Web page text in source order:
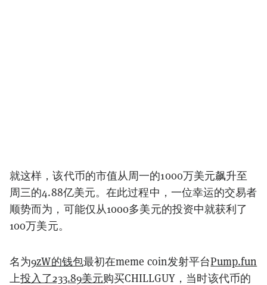
就这样，该代币的市值从周一的1000万美元飙升至
周三的4.88亿美元。在此过程中，一位幸运的交易者
顺势而为，可能仅从1000多美元的投资中就获利了
100万美元。
名为9zW的钱包最初在meme coin发射平台Pump.fun
上投入了233.89美元购买CHILLGUY，当时该代币的